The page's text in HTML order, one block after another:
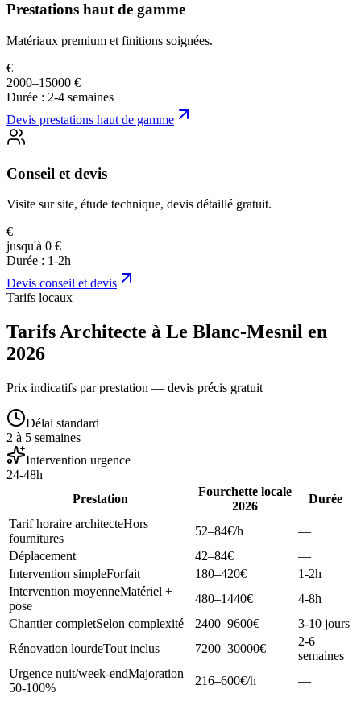
Prestations haut de gamme
Matériaux premium et finitions soignées.
€
2000–15000 €
Durée : 2-4 semaines
Devis prestations haut de gamme
Conseil et devis
Visite sur site, étude technique, devis détaillé gratuit.
€
jusqu'à 0 €
Durée : 1-2h
Devis conseil et devis
Tarifs locaux
Tarifs Architecte à Le Blanc-Mesnil en
2026
Prix indicatifs par prestation — devis précis gratuit
Délai standard
2 à 5 semaines
Intervention urgence
24-48h
Prestation
Fourchette locale
2026
Durée
Tarif horaire architecteHors
fournitures
52–84€/h
—
Déplacement
42–84€
—
Intervention simpleForfait 180–420€
1-2h
Intervention moyenneMatériel +
pose
480–1440€
4-8h
Chantier completSelon complexité 2400–9600€
3-10 jours
Rénovation lourdeTout inclus 7200–30000€
2-6
semaines
Urgence nuit/week-endMajoration
50-100%
216–600€/h —